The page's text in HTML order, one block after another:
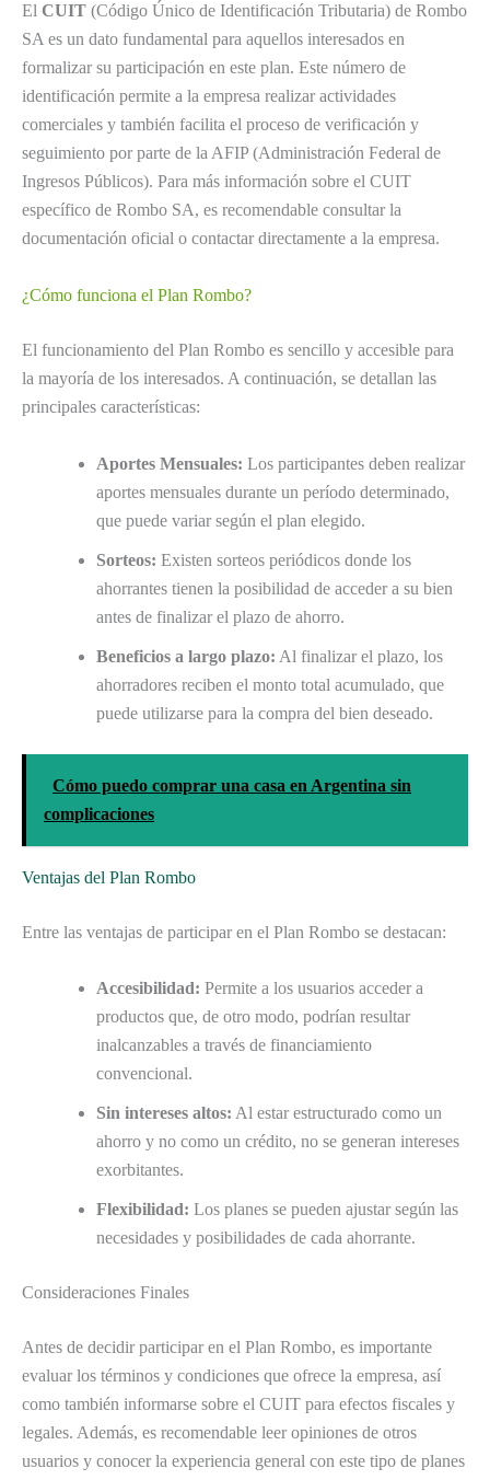
El CUIT (Código Único de Identificación Tributaria) de Rombo
SA es un dato fundamental para aquellos interesados en
formalizar su participación en este plan. Este número de
identificación permite a la empresa realizar actividades
comerciales y también facilita el proceso de verificación y
seguimiento por parte de la AFIP (Administración Federal de
Ingresos Públicos). Para más información sobre el CUIT
específico de Rombo SA, es recomendable consultar la
documentación oficial o contactar directamente a la empresa.
¿Cómo funciona el Plan Rombo?
El funcionamiento del Plan Rombo es sencillo y accesible para
la mayoría de los interesados. A continuación, se detallan las
principales características:
Aportes Mensuales: Los participantes deben realizar
aportes mensuales durante un período determinado,
que puede variar según el plan elegido.
Sorteos: Existen sorteos periódicos donde los
ahorrantes tienen la posibilidad de acceder a su bien
antes de finalizar el plazo de ahorro.
Beneficios a largo plazo: Al finalizar el plazo, los
ahorradores reciben el monto total acumulado, que
puede utilizarse para la compra del bien deseado.
Cómo puedo comprar una casa en Argentina sin
complicaciones
Ventajas del Plan Rombo
Entre las ventajas de participar en el Plan Rombo se destacan:
Accesibilidad: Permite a los usuarios acceder a
productos que, de otro modo, podrían resultar
inalcanzables a través de financiamiento
convencional.
Sin intereses altos: Al estar estructurado como un
ahorro y no como un crédito, no se generan intereses
exorbitantes.
Flexibilidad: Los planes se pueden ajustar según las
necesidades y posibilidades de cada ahorrante.
Consideraciones Finales
Antes de decidir participar en el Plan Rombo, es importante
evaluar los términos y condiciones que ofrece la empresa, así
como también informarse sobre el CUIT para efectos fiscales y
legales. Además, es recomendable leer opiniones de otros
usuarios y conocer la experiencia general con este tipo de planes